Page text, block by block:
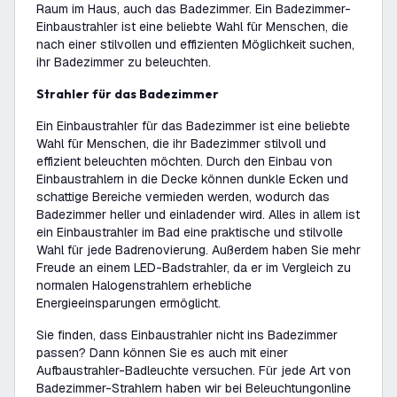
Raum im Haus, auch das Badezimmer. Ein Badezimmer-
Einbaustrahler ist eine beliebte Wahl für Menschen, die
nach einer stilvollen und effizienten Möglichkeit suchen,
ihr Badezimmer zu beleuchten.
Strahler für das Badezimmer
Ein Einbaustrahler für das Badezimmer ist eine beliebte
Wahl für Menschen, die ihr Badezimmer stilvoll und
effizient beleuchten möchten. Durch den Einbau von
Einbaustrahlern in die Decke können dunkle Ecken und
schattige Bereiche vermieden werden, wodurch das
Badezimmer heller und einladender wird. Alles in allem ist
ein Einbaustrahler im Bad eine praktische und stilvolle
Wahl für jede Badrenovierung. Außerdem haben Sie mehr
Freude an einem LED-Badstrahler, da er im Vergleich zu
normalen Halogenstrahlern erhebliche
Energieeinsparungen ermöglicht.
Sie finden, dass Einbaustrahler nicht ins Badezimmer
passen? Dann können Sie es auch mit einer
Aufbaustrahler-Badleuchte versuchen. Für jede Art von
Badezimmer-Strahlern haben wir bei Beleuchtungonline